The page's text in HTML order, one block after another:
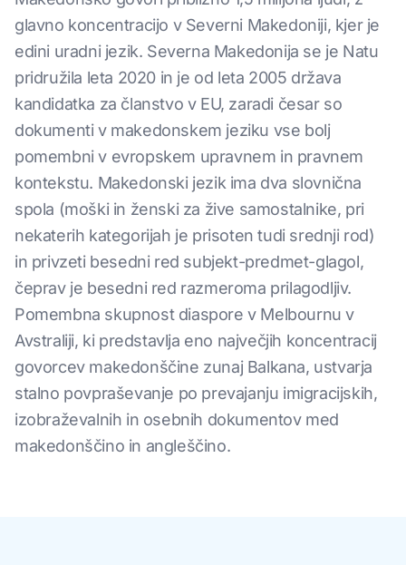
glavno koncentracijo v Severni Makedoniji, kjer je
edini uradni jezik. Severna Makedonija se je Natu
pridružila leta 2020 in je od leta 2005 država
kandidatka za članstvo v EU, zaradi česar so
dokumenti v makedonskem jeziku vse bolj
pomembni v evropskem upravnem in pravnem
kontekstu. Makedonski jezik ima dva slovnična
spola (moški in ženski za žive samostalnike, pri
nekaterih kategorijah je prisoten tudi srednji rod)
in privzeti besedni red subjekt-predmet-glagol,
čeprav je besedni red razmeroma prilagodljiv.
Pomembna skupnost diaspore v Melbournu v
Avstraliji, ki predstavlja eno največjih koncentracij
govorcev makedonščine zunaj Balkana, ustvarja
stalno povpraševanje po prevajanju imigracijskih,
izobraževalnih in osebnih dokumentov med
makedonščino in angleščino.